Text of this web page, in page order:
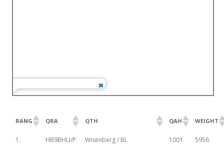
RANG QRA QTH QAH WEIGHT
1. HB9BHU/P Wisenberg / BL 1001 5956